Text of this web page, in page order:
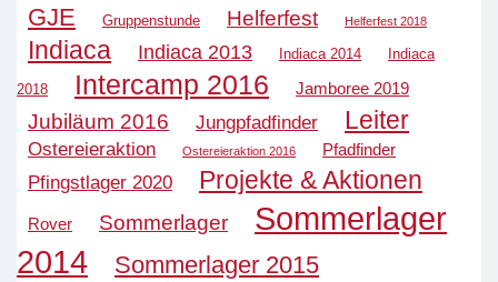
GJE Gruppenstunde Helferfest Helferfest 2018
Indiaca Indiaca 2013 Indiaca 2014 Indiaca
2018 Intercamp 2016 Jamboree 2019
Jubiläum 2016 Jungpfadfinder Leiter
Ostereieraktion Ostereieraktion 2016 Pfadfinder
Pfingstlager 2020 Projekte & Aktionen
Rover Sommerlager
Sommerlager
2014
Sommerlager 2015